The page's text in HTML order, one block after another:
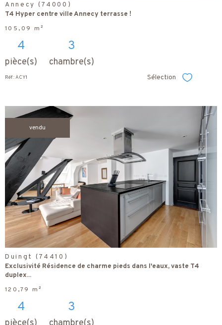
Annecy (74000)
T4 Hyper centre ville Annecy terrasse !
105,09 m²
4
pièce(s)
3
chambre(s)
Réf : ACY1 Sélection Sélectionner
vendu
voir le
bien
Duingt (74410)
Exclusivité Résidence de charme pieds dans l'eaux, vaste T4
duplex...
120,79 m²
4 3